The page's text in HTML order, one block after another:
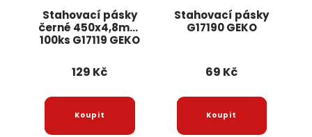
Stahovací pásky
černé 450x4,8mm
100ks G17119 GEKO
129 Kč
Stahovací pásky
G17190 GEKO
69 Kč